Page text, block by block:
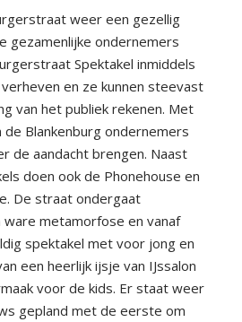
weer een gezellig
gezamenlijke ondernemers
Spektakel inmiddels
en ze kunnen steevast
van het publiek rekenen. Met
Blankenburg ondernemers
de aandacht brengen. Naast
doen ook de Phonehouse en
De straat ondergaat
metamorfose en vanaf
spektakel met voor jong en
een heerlijk ijsje van IJssalon
voor de kids. Er staat weer
gepland met de eerste om